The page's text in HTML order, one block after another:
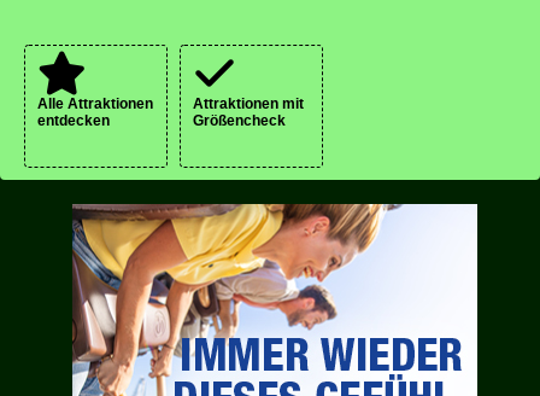
Alle Attraktionen
entdecken
Attraktionen mit
Größencheck